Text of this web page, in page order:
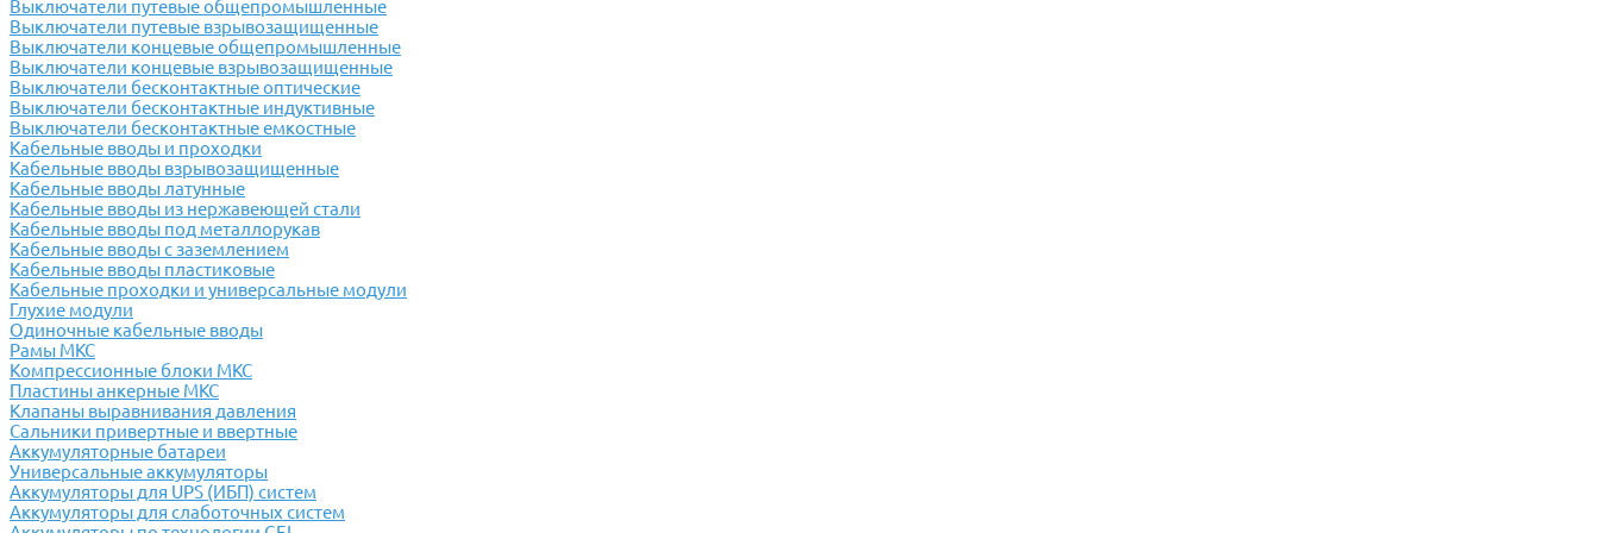
Выключатели путевые общепромышленные
Выключатели путевые взрывозащищенные
Выключатели концевые общепромышленные
Выключатели концевые взрывозащищенные
Выключатели бесконтактные оптические
Выключатели бесконтактные индуктивные
Выключатели бесконтактные емкостные
Кабельные вводы и проходки
Кабельные вводы взрывозащищенные
Кабельные вводы латунные
Кабельные вводы из нержавеющей стали
Кабельные вводы под металлорукав
Кабельные вводы с заземлением
Кабельные вводы пластиковые
Кабельные проходки и универсальные модули
Глухие модули
Одиночные кабельные вводы
Рамы МКС
Компрессионные блоки МКС
Пластины анкерные МКС
Клапаны выравнивания давления
Сальники привертные и ввертные
Аккумуляторные батареи
Универсальные аккумуляторы
Аккумуляторы для UPS (ИБП) систем
Аккумуляторы для слаботочных систем